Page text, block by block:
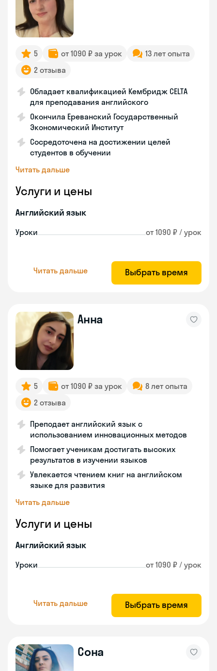
5 от 1090 ₽ за урок
13 лет опыта
2 отзыва
Обладает квалификацией Кембридж CELTA
для преподавания английского
Окончила Ереванский Государственный
Экономический Институт
Сосредоточена на достижении целей
студентов в обучении
Читать дальше
Услуги и цены
Английский язык
Уроки от 1090 ₽ / урок
Читать дальше Выбрать время
Анна
5 от 1090 ₽ за урок
8 лет опыта
2 отзыва
Преподает английский язык с
использованием инновационных методов
Помогает ученикам достигать высоких
результатов в изучении языков
Увлекается чтением книг на английском
языке для развития
Читать дальше
Услуги и цены
Английский язык
Уроки от 1090 ₽ / урок
Читать дальше Выбрать время
Сона